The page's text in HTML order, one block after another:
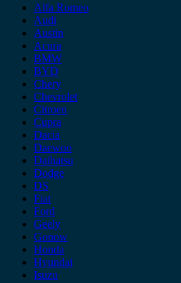
Alfa Romeo
Audi
Austin
Acura
BMW
BYD
Chery
Chevrolet
Citroen
Cupra
Dacia
Daewoo
Daihatsu
Dodge
DS
Fiat
Ford
Geely
Gonow
Honda
Hyundai
Isuzu